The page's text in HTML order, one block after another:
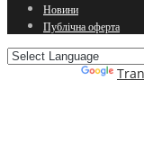
Новини
Публічна оферта